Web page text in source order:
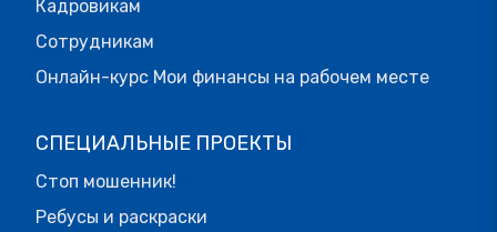
Кадровикам
Сотрудникам
Онлайн-курс Мои финансы на рабочем месте
СПЕЦИАЛЬНЫЕ ПРОЕКТЫ
Стоп мошенник!
Ребусы и раскраски